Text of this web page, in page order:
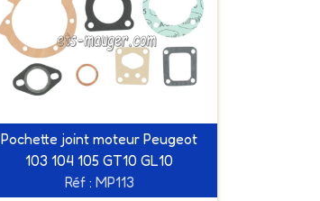
Pochette joint moteur Peugeot
103 104 105 GT10 GL10
Réf : MP113